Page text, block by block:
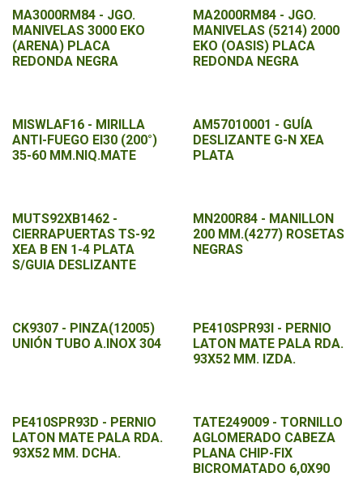
MA3000RM84 - JGO.
MANIVELAS 3000 EKO
(ARENA) PLACA
REDONDA NEGRA
MA2000RM84 - JGO.
MANIVELAS (5214) 2000
EKO (OASIS) PLACA
REDONDA NEGRA
MISWLAF16 - MIRILLA
ANTI-FUEGO EI30 (200°)
35-60 MM.NIQ.MATE
AM57010001 - GUÍA
DESLIZANTE G-N XEA
PLATA
MUTS92XB1462 -
CIERRAPUERTAS TS-92
XEA B EN 1-4 PLATA
S/GUIA DESLIZANTE
MN200R84 - MANILLON
200 MM.(4277) ROSETAS
NEGRAS
CK9307 - PINZA(12005)
UNIÓN TUBO A.INOX 304
PE410SPR93I - PERNIO
LATON MATE PALA RDA.
93X52 MM. IZDA.
PE410SPR93D - PERNIO
LATON MATE PALA RDA.
93X52 MM. DCHA.
TATE249009 - TORNILLO
AGLOMERADO CABEZA
PLANA CHIP-FIX
BICROMATADO 6,0X90